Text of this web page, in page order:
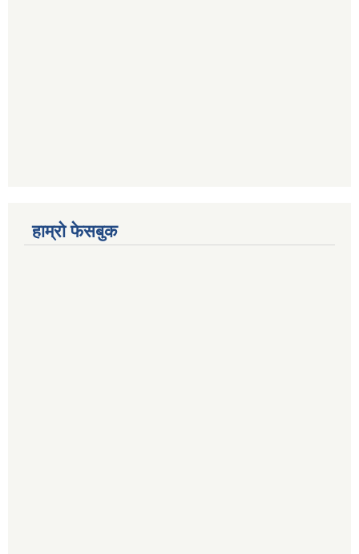
हाम्रो फेसबुक